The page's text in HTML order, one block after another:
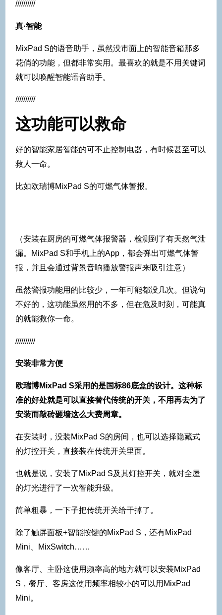
//////////
真·智能
MixPad S的语音助手，虽然没市面上的智能音箱那多
花俏的功能，但都非常实用。最喜欢的就是不用关键词
就可以唤醒智能语音助手。
//////////
这功能可以救命
好的智能家居智能的可不止控制电器，有时候甚至可以
救人一命。
比如欧瑞博MixPad S的可燃气体警报。
（安装在厨房的可燃气体报警器，检测到了有天然气泄
漏。MixPad S和手机上的App，都会弹出可燃气体警
报，并且会通过背景音响播放警报声来吸引注意）
虽然警报功能用的比较少，一年可能都没几次。但说句
不好的，这功能虽然用的不多，但在危及时刻，可能真
的就能救你一命。
//////////
安装非常方便
欧瑞博MixPad S采用的是国标86底盒的设计。这种标
准的好处就是可以直接替代传统的开关，不用再去为了
安装而敲砖砸墙这么大费周章。
在安装时，没装MixPad S的房间，也可以选择隐藏式
的灯控开关，直接装在传统开关里面。
也就是说，安装了MixPad S及其灯控开关，就对全屋
的灯光进行了一次智能升级。
简单粗暴，一下子把传统开关给干掉了。
除了触屏面板+智能按键的MixPad S，还有MixPad
Mini、MixSwitch……
像客厅、主卧这使用频率高的地方就可以安装MixPad
S，餐厅、客房这使用频率相较小的可以用MixPad
Mini。